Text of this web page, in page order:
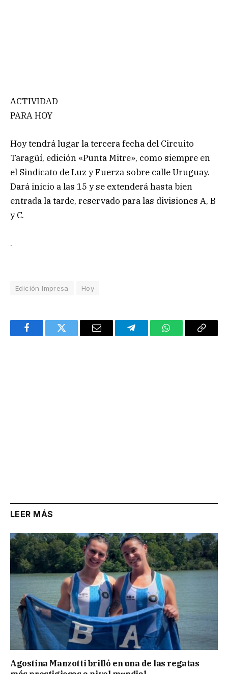
ACTIVIDAD
PARA HOY
Hoy tendrá lugar la tercera fecha del Circuito
Taragüí, edición «Punta Mitre», como siempre en
el Sindicato de Luz y Fuerza sobre calle Uruguay.
Dará inicio a las 15 y se extenderá hasta bien
entrada la tarde, reservado para las divisiones A, B
y C.
.
Edición Impresa Hoy
FacebookTwitter Email TelegramWhatsAppCopy
LEER MÁS
Agostina Manzotti brilló en una de las regatas